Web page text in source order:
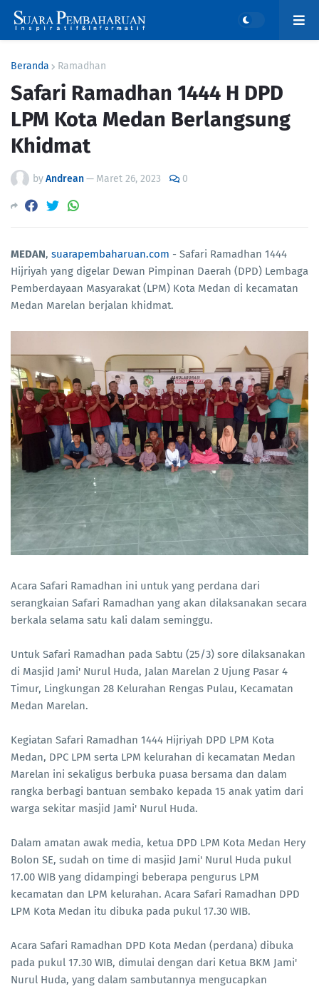
Beranda Ramadhan
Safari Ramadhan 1444 H DPD
LPM Kota Medan Berlangsung
Khidmat
byAndrean— Maret 26, 2023 0
MEDAN, suarapembaharuan.com - Safari Ramadhan 1444
Hijriyah yang digelar Dewan Pimpinan Daerah (DPD) Lembaga
Pemberdayaan Masyarakat (LPM) Kota Medan di kecamatan
Medan Marelan berjalan khidmat.
Acara Safari Ramadhan ini untuk yang perdana dari
serangkaian Safari Ramadhan yang akan dilaksanakan secara
berkala selama satu kali dalam seminggu.
Untuk Safari Ramadhan pada Sabtu (25/3) sore dilaksanakan
di Masjid Jami' Nurul Huda, Jalan Marelan 2 Ujung Pasar 4
Timur, Lingkungan 28 Kelurahan Rengas Pulau, Kecamatan
Medan Marelan.
Kegiatan Safari Ramadhan 1444 Hijriyah DPD LPM Kota
Medan, DPC LPM serta LPM kelurahan di kecamatan Medan
Marelan ini sekaligus berbuka puasa bersama dan dalam
rangka berbagi bantuan sembako kepada 15 anak yatim dari
warga sekitar masjid Jami' Nurul Huda.
Dalam amatan awak media, ketua DPD LPM Kota Medan Hery
Bolon SE, sudah on time di masjid Jami' Nurul Huda pukul
17.00 WIB yang didampingi beberapa pengurus LPM
kecamatan dan LPM kelurahan. Acara Safari Ramadhan DPD
LPM Kota Medan itu dibuka pada pukul 17.30 WIB.
Acara Safari Ramadhan DPD Kota Medan (perdana) dibuka
pada pukul 17.30 WIB, dimulai dengan dari Ketua BKM Jami'
Nurul Huda, yang dalam sambutannya mengucapkan